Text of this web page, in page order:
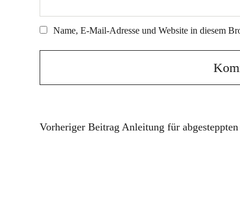
Name, E-Mail-Adresse und Website in diesem
Vorheriger Beitrag Anleitung für